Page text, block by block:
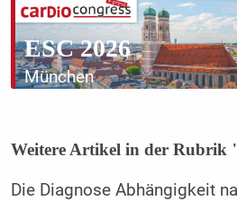
ESC 2026
München
Weitere Artikel in der Rubrik
Die Diagnose Abhängigkeit